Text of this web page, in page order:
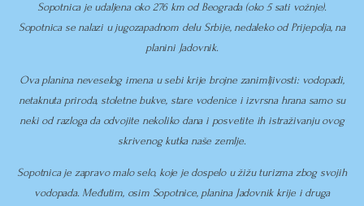
Sopotnica je udaljena oko 276 km od Beograda (oko 5 sati vožnje).
Sopotnica se nalazi u jugozapadnom delu Srbije, nedaleko od Prijepolja, na
planini Jadovnik.
Ova planina neveselog imena u sebi krije brojne zanimljivosti: vodopadi,
netaknuta priroda, stoletne bukve, stare vodenice i izvrsna hrana samo su
neki od razloga da odvojite nekoliko dana i posvetite ih istraživanju ovog
skrivenog kutka naše zemlje.
Sopotnica je zapravo malo selo, koje je dospelo u žižu turizma zbog svojih
vodopada. Međutim, osim Sopotnice, planina Jadovnik krije i druga